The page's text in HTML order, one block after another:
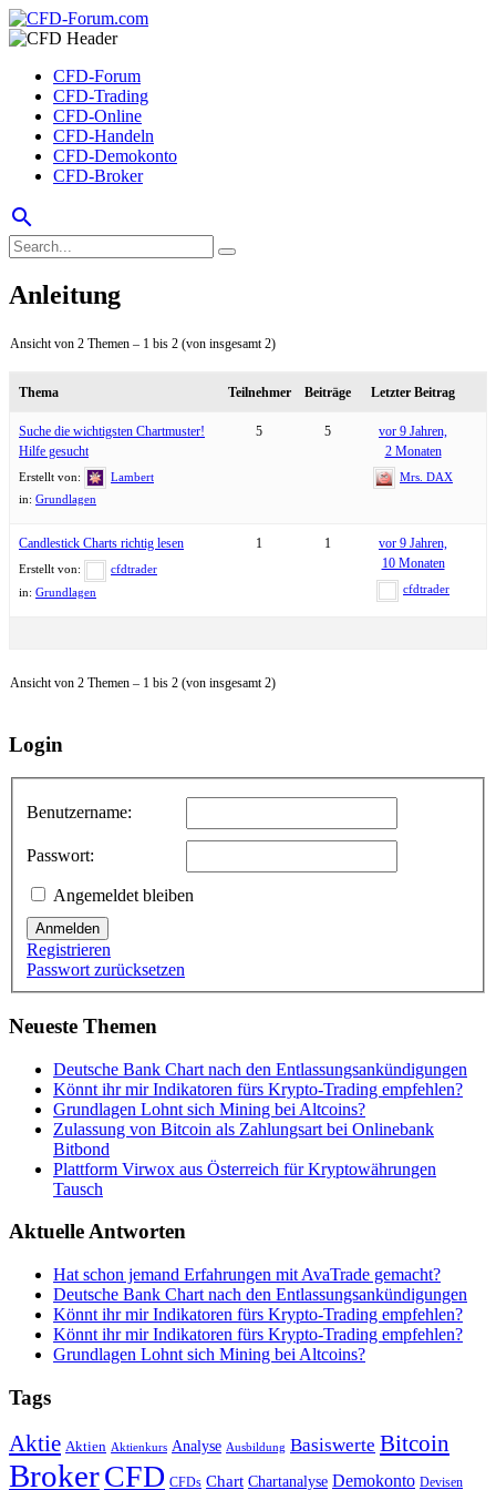
CFD-Forum
CFD-Trading
CFD-Online
CFD-Handeln
CFD-Demokonto
CFD-Broker
search
Anleitung
Ansicht von 2 Themen – 1 bis 2 (von insgesamt 2)
Thema Teilnehmer Beiträge Letzter Beitrag
Suche die wichtigsten Chartmuster!
Hilfe gesucht
Erstellt von:
Lambert
in: Grundlagen
5 5
vor 9 Jahren,
2 Monaten
Mrs. DAX
Candlestick Charts richtig lesen
Erstellt von:
cfdtrader
in: Grundlagen
1 1
vor 9 Jahren,
10 Monaten
cfdtrader
Ansicht von 2 Themen – 1 bis 2 (von insgesamt 2)
Login
Benutzername:
Passwort:
Angemeldet bleiben
Anmelden
Registrieren
Passwort zurücksetzen
Neueste Themen
Deutsche Bank Chart nach den Entlassungsankündigungen
Könnt ihr mir Indikatoren fürs Krypto-Trading empfehlen?
Grundlagen Lohnt sich Mining bei Altcoins?
Zulassung von Bitcoin als Zahlungsart bei Onlinebank
Bitbond
Plattform Virwox aus Österreich für Kryptowährungen
Tausch
Aktuelle Antworten
Hat schon jemand Erfahrungen mit AvaTrade gemacht?
Deutsche Bank Chart nach den Entlassungsankündigungen
Könnt ihr mir Indikatoren fürs Krypto-Trading empfehlen?
Könnt ihr mir Indikatoren fürs Krypto-Trading empfehlen?
Grundlagen Lohnt sich Mining bei Altcoins?
Tags
Aktie Aktien Aktienkurs Analyse Ausbildung Basiswerte Bitcoin
BrokerCFD CFDs Chart Chartanalyse Demokonto Devisen